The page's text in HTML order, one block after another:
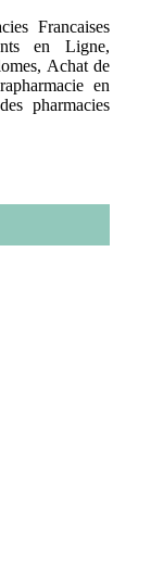
Francaises
en Ligne,
Achat de
en
pharmacies